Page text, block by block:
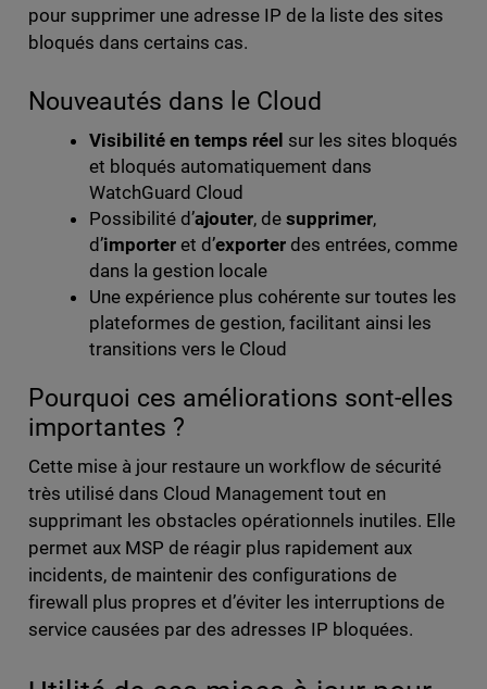
pour supprimer une adresse IP de la liste des sites
bloqués dans certains cas.
Nouveautés dans le Cloud
Visibilité en temps réel sur les sites bloqués
et bloqués automatiquement dans
WatchGuard Cloud
Possibilité d’ajouter, de supprimer,
d’importeret d’exporterdes entrées, comme
dans la gestion locale
Une expérience plus cohérente sur toutes les
plateformes de gestion, facilitant ainsi les
transitions vers le Cloud
Pourquoi ces améliorations sont-elles
importantes ?
Cette mise à jour restaure un workflow de sécurité
très utilisé dans Cloud Management tout en
supprimant les obstacles opérationnels inutiles. Elle
permet aux MSP de réagir plus rapidement aux
incidents, de maintenir des configurations de
firewall plus propres et d’éviter les interruptions de
service causées par des adresses IP bloquées.